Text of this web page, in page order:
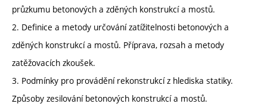
průzkumu betonových a zděných konstrukcí a mostů.
2. Definice a metody určování zatížitelnosti betonových a
zděných konstrukcí a mostů. Příprava, rozsah a metody
zatěžovacích zkoušek.
3. Podmínky pro provádění rekonstrukcí z hlediska statiky.
Způsoby zesilování betonových konstrukcí a mostů.